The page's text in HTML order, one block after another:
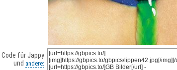
Code für Jappy
und andere: